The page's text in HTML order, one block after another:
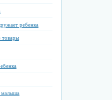
ребенка
товары